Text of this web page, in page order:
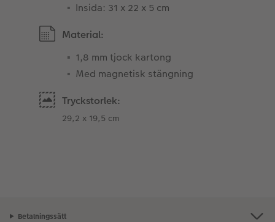
Insida: 31 x 22 x 5 cm
Material:
1,8 mm tjock kartong
Med magnetisk stängning
Tryckstorlek:
29,2 x 19,5 cm
Betalningssätt